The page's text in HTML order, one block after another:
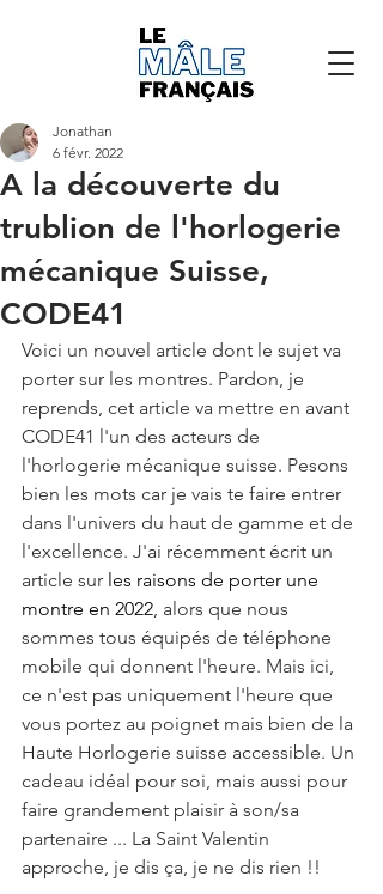
A la découverte du
trublion de l'horlogerie
mécanique Suisse,
CODE41
Jonathan
6 févr. 2022
Voici un nouvel article dont le sujet va
porter sur les montres. Pardon, je
reprends, cet article va mettre en avant
CODE41 l'un des acteurs de
l'horlogerie mécanique suisse. Pesons
bien les mots car je vais te faire entrer
dans l'univers du haut de gamme et de
l'excellence. J'ai récemment écrit un
article sur les raisons de porter une
montre en 2022, alors que nous
sommes tous équipés de téléphone
mobile qui donnent l'heure. Mais ici,
ce n'est pas uniquement l'heure que
vous portez au poignet mais bien de la
Haute Horlogerie suisse accessible. Un
cadeau idéal pour soi, mais aussi pour
faire grandement plaisir à son/sa
partenaire ... La Saint Valentin
approche, je dis ça, je ne dis rien !!